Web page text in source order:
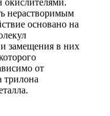
окислителями.
нерастворимым
основано на
замещения в них
от
трилона